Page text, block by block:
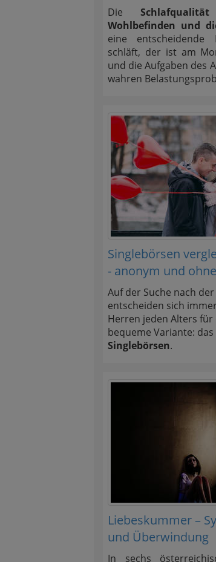
Die Schlafqualität
Wohlbefinden und
eine entscheidende
schläft, der ist am
und die Aufgaben des
wahren
Singlebörsen
- anonym und
Auf der Suche nach
entscheiden sich
Herren jeden Alters für
bequeme Variante: das
Singlebörsen.
Liebeskummer –
und Überwindung
In sechs